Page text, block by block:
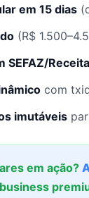
em 15 dias
(R$
SEFAZ/Receita
com
imutáveis
em ação?